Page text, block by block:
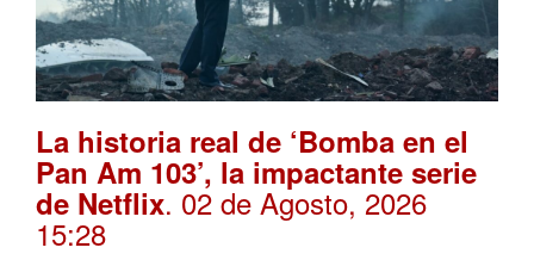
La historia real de ‘Bomba en el
Pan Am 103’, la impactante serie
de Netflix. 02 de Agosto, 2026
15:28